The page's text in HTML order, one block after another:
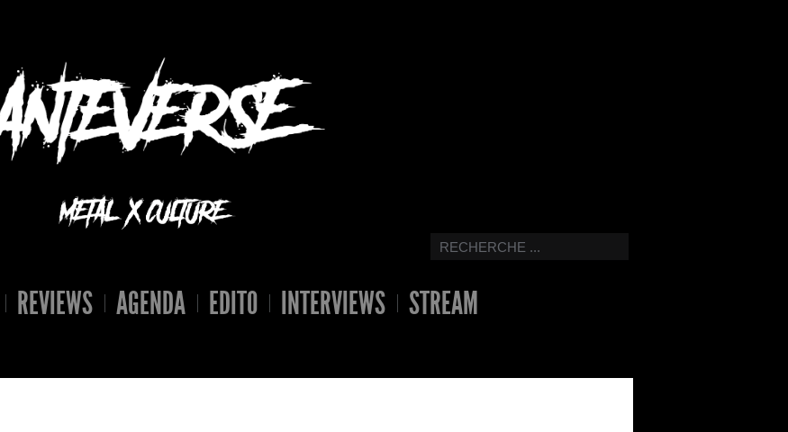
REVIEWS AGENDA EDITO INTERVIEWS
STREAM